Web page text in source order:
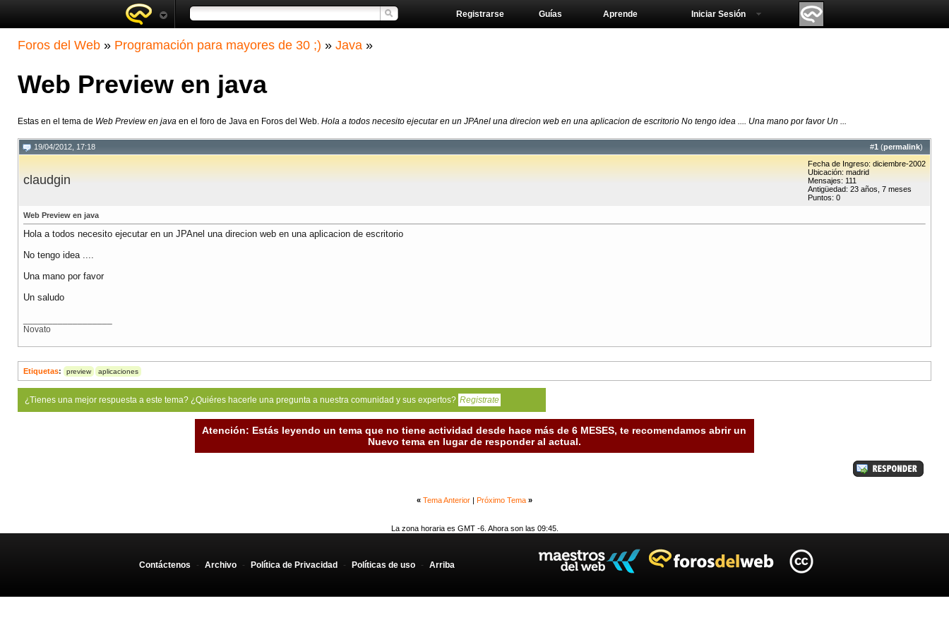
Aprende
Guías
Registrarse Iniciar Sesión
Foros del Web » Programación para mayores de 30 ;) » Java »
Web Preview en java
Estas en el tema de Web Preview en java en el foro de Java en Foros del Web. Hola a todos necesito ejecutar en un JPAnel una direcion web en una aplicacion de escritorio No tengo idea .... Una mano por favor Un ...
#1 (permalink)
19/04/2012, 17:18
claudgin
Fecha de Ingreso: diciembre-2002
Ubicación: madrid
Mensajes: 111
Antigüedad: 23 años, 7 meses
Puntos: 0
Web Preview en java
Hola a todos necesito ejecutar en un JPAnel una direcion web en una aplicacion de escritorio
No tengo idea ....
Una mano por favor
Un saludo
Novato
Etiquetas: preview aplicaciones
¿Tienes una mejor respuesta a este tema? ¿Quiéres hacerle una pregunta a nuestra comunidad y sus expertos? Registrate
Atención: Estás leyendo un tema que no tiene actividad desde hace más de 6 MESES, te recomendamos abrir un
Nuevo tema en lugar de responder al actual.
« Tema Anterior Próximo Tema »
La zona horaria es GMT -6. Ahora son las 09:45.
Contáctenos - Archivo - Política de Privacidad - Políticas de uso - Arriba